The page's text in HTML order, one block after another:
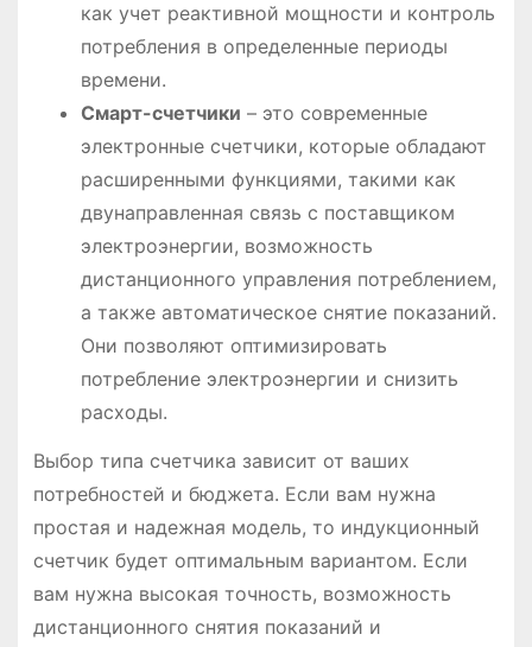
как учет реактивной мощности и контроль
потребления в определенные периоды
времени.
Смарт-счетчики – это современные
электронные счетчики, которые обладают
расширенными функциями, такими как
двунаправленная связь с поставщиком
электроэнергии, возможность
дистанционного управления потреблением,
а также автоматическое снятие показаний.
Они позволяют оптимизировать
потребление электроэнергии и снизить
расходы.
Выбор типа счетчика зависит от ваших
потребностей и бюджета. Если вам нужна
простая и надежная модель, то индукционный
счетчик будет оптимальным вариантом. Если
вам нужна высокая точность, возможность
дистанционного снятия показаний и